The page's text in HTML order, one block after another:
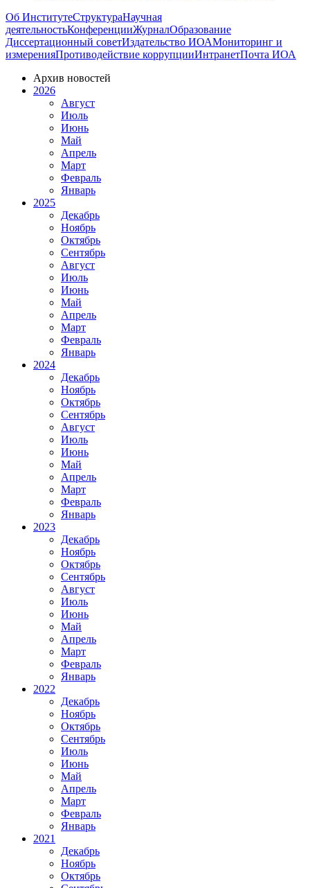
Об ИнститутеСтруктураНаучная
деятельностьКонференцииЖурналОбразование
Диссертационный советИздательство ИОАМониторинг и
измеренияПротиводействие коррупцииИнтранетПочта ИОА
Архив новостей
2026
Август
Июль
Июнь
Май
Апрель
Март
Февраль
Январь
2025
Декабрь
Ноябрь
Октябрь
Сентябрь
Август
Июль
Июнь
Май
Апрель
Март
Февраль
Январь
2024
Декабрь
Ноябрь
Октябрь
Сентябрь
Август
Июль
Июнь
Май
Апрель
Март
Февраль
Январь
2023
Декабрь
Ноябрь
Октябрь
Сентябрь
Август
Июль
Июнь
Май
Апрель
Март
Февраль
Январь
2022
Декабрь
Ноябрь
Октябрь
Сентябрь
Июль
Июнь
Май
Апрель
Март
Февраль
Январь
2021
Декабрь
Ноябрь
Октябрь